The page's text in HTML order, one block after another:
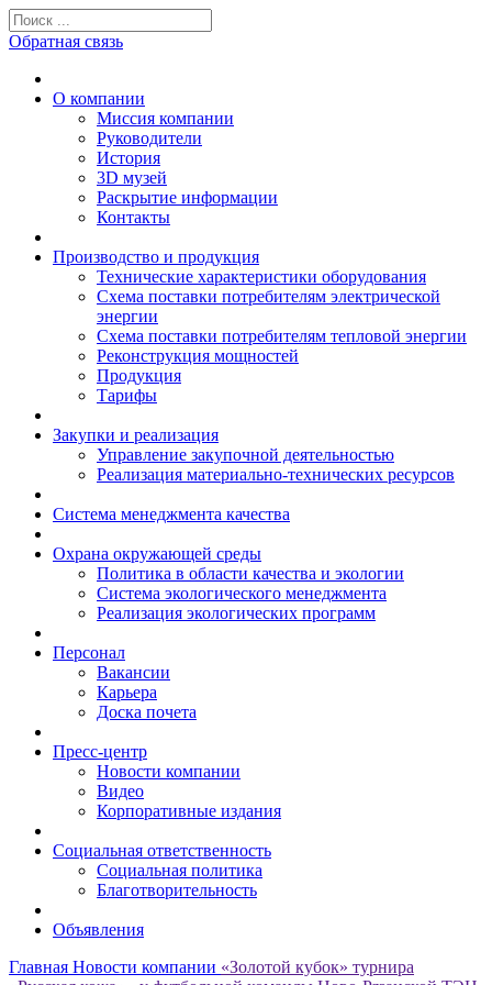
Обратная связь
О компании
Миссия компании
Руководители
История
3D музей
Раскрытие информации
Контакты
Производство и продукция
Технические характеристики оборудования
Схема поставки потребителям электрической
энергии
Схема поставки потребителям тепловой энергии
Реконструкция мощностей
Продукция
Тарифы
Закупки и реализация
Управление закупочной деятельностью
Реализация материально-технических ресурсов
Система менеджмента качества
Охрана окружающей среды
Политика в области качества и экологии
Система экологического менеджмента
Реализация экологических программ
Персонал
Вакансии
Карьера
Доска почета
Пресс-центр
Новости компании
Видео
Корпоративные издания
Социальная ответственность
Социальная политика
Благотворительность
Объявления
Главная Новости компании «Золотой кубок» турнира